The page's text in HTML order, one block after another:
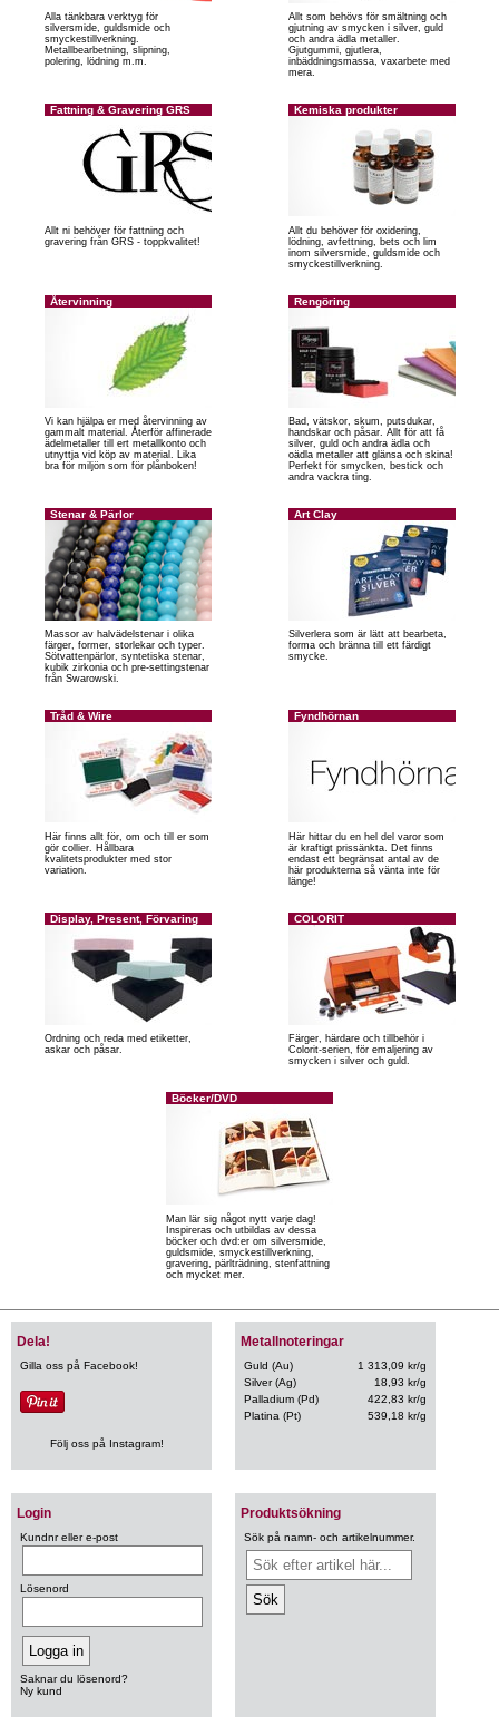
Alla tänkbara verktyg för
silversmide, guldsmide och
smyckestillverkning.
Metallbearbetning, slipning,
polering, lödning m.m.
Allt som behövs för smältning och
gjutning av smycken i silver, guld
och andra ädla metaller.
Gjutgummi, gjutlera,
inbäddningsmassa, vaxarbete med
mera.
Fattning & Gravering GRS
Allt ni behöver för fattning och
gravering från GRS - toppkvalitet!
Kemiska produkter
Allt du behöver för oxidering,
lödning, avfettning, bets och lim
inom silversmide, guldsmide och
smyckestillverkning.
Återvinning
Vi kan hjälpa er med återvinning av
gammalt material. Återför affinerade
ädelmetaller till ert metallkonto och
utnyttja vid köp av material. Lika
bra för miljön som för plånboken!
Rengöring
Bad, vätskor, skum, putsdukar,
handskar och påsar. Allt för att få
silver, guld och andra ädla och
oädla metaller att glänsa och skina!
Perfekt för smycken, bestick och
andra vackra ting.
Stenar & Pärlor
Massor av halvädelstenar i olika
färger, former, storlekar och typer.
Sötvattenpärlor, syntetiska stenar,
kubik zirkonia och pre-settingstenar
från Swarowski.
Art Clay
Silverlera som är lätt att bearbeta,
forma och bränna till ett färdigt
smycke.
Tråd & Wire
Här finns allt för, om och till er som
gör collier. Hållbara
kvalitetsprodukter med stor
variation.
Fyndhörnan
Här hittar du en hel del varor som
är kraftigt prissänkta. Det finns
endast ett begränsat antal av de
här produkterna så vänta inte för
länge!
Display, Present, Förvaring
Ordning och reda med etiketter,
askar och påsar.
COLORIT
Färger, härdare och tillbehör i
Colorit-serien, för emaljering av
smycken i silver och guld.
Böcker/DVD
Man lär sig något nytt varje dag!
Inspireras och utbildas av dessa
böcker och dvd:er om silversmide,
guldsmide, smyckestillverkning,
gravering, pärlträdning, stenfattning
och mycket mer.
Metallnoteringar
Guld (Au)
1 313,09 kr/g
Silver (Ag)
18,93 kr/g
Palladium (Pd)
422,83 kr/g
Platina (Pt)
539,18 kr/g
Login
Kundnr eller e-post
Lösenord
Saknar du lösenord?
Ny kund
Produktsökning
Sök på namn- och artikelnummer.
Dela!
Gilla oss på Facebook!
Följ oss på Instagram!